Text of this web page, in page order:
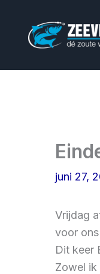
juni 27,
Vrijdag
voor
Dit keer
Zowel ik